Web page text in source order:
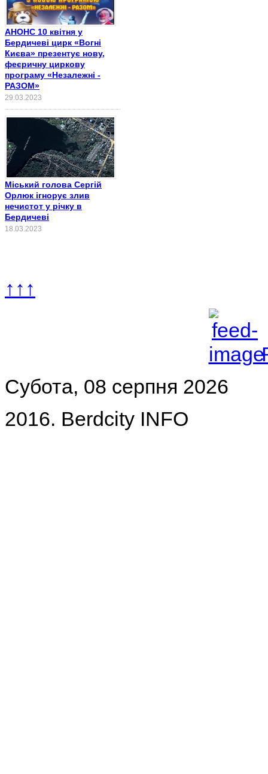
АНОНС 10 квітня у
Бердичеві цирк «Вогні
Києва» презентує нову,
феєричну циркову
програму «Незалежні -
РАЗОМ»
29.03.2023
Міський голова Сергій
Орлюк ігнорує злив
нечистот у річку в
Бердичеві
18.03.2023
↑↑↑
Субота, 08 серпня 2026
2016. Berdcity INFO